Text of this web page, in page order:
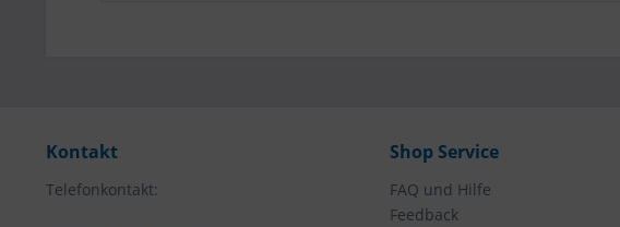
Kontakt
Telefonkontakt:
Shop Service
FAQ und Hilfe
Feedback